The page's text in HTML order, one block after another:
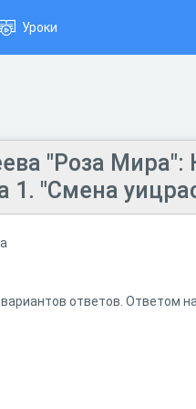
Уроки
"Роза Мира":
1. "Смена
ответов. Ответом